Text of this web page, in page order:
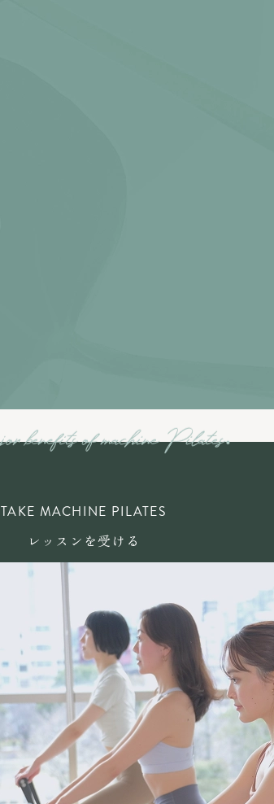
TAKE MACHINE PILATES
レッスンを受ける